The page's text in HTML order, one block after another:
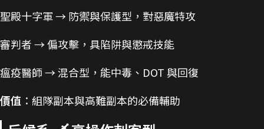
聖殿十字軍 → 防禦與保護型，對惡魔特攻
審判者 → 偏攻擊，具陷阱與懲戒技能
瘟疫醫師 → 混合型，能中毒、DOT 與回復
價值 ：組隊副本與高難副本的必備輔助